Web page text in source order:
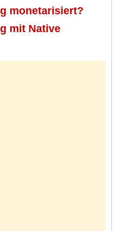
monetarisiert?
mit Native